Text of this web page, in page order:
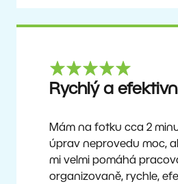
Ulf Söderberg
Rychlý a
Mám na fotku cca 2
úprav neprovedu moc,
mi velmi pomáhá
organizovaně, rychle,